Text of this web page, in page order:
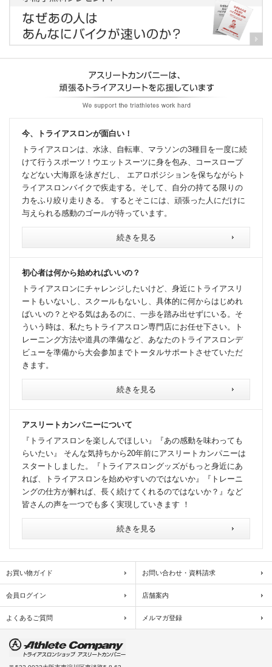
今、トライアスロンが面白い！
トライアスロンは、水泳、自転車、マラソンの3種目を一度に続
けて行うスポーツ！ウエットスーツに身を包み、コースロープ
などない大海原を泳ぎだし、 エアロポジションを保ちながらト
ライアスロンバイクで疾走する。そして、自分の持てる限りの
力をふり絞り走りきる。 するとそこには、頑張った人にだけに
与えられる感動のゴールが待っています。
続きを見る
初心者は何から始めればいいの？
トライアスロンにチャレンジしたいけど、身近にトライアスリ
ートもいないし、スクールもないし、具体的に何からはじめれ
ばいいの？とやる気はあるのに、一歩を踏み出せずにいる。そ
ういう時は、私たちトライアスロン専門店にお任せ下さい。ト
レーニング方法や道具の準備など、あなたのトライアスロンデ
ビューを準備から大会参加までトータルサポートさせていただ
きます。
続きを見る
アスリートカンパニーについて
『トライアスロンを楽しんでほしい』『あの感動を味わっても
らいたい』 そんな気持ちから20年前にアスリートカンパニーは
スタートしました。『トライアスロングッズがもっと身近にあ
れば、トライアスロンを始めやすいのではないか』『トレーニ
ングの仕方が解れば、長く続けてくれるのではないか？』など
皆さんの声を一つでも多く実現していきます ！
続きを見る
お買い物ガイド お問い合わせ・資料請求
会員ログイン 店舗案内
よくあるご質問 メルマガ登録